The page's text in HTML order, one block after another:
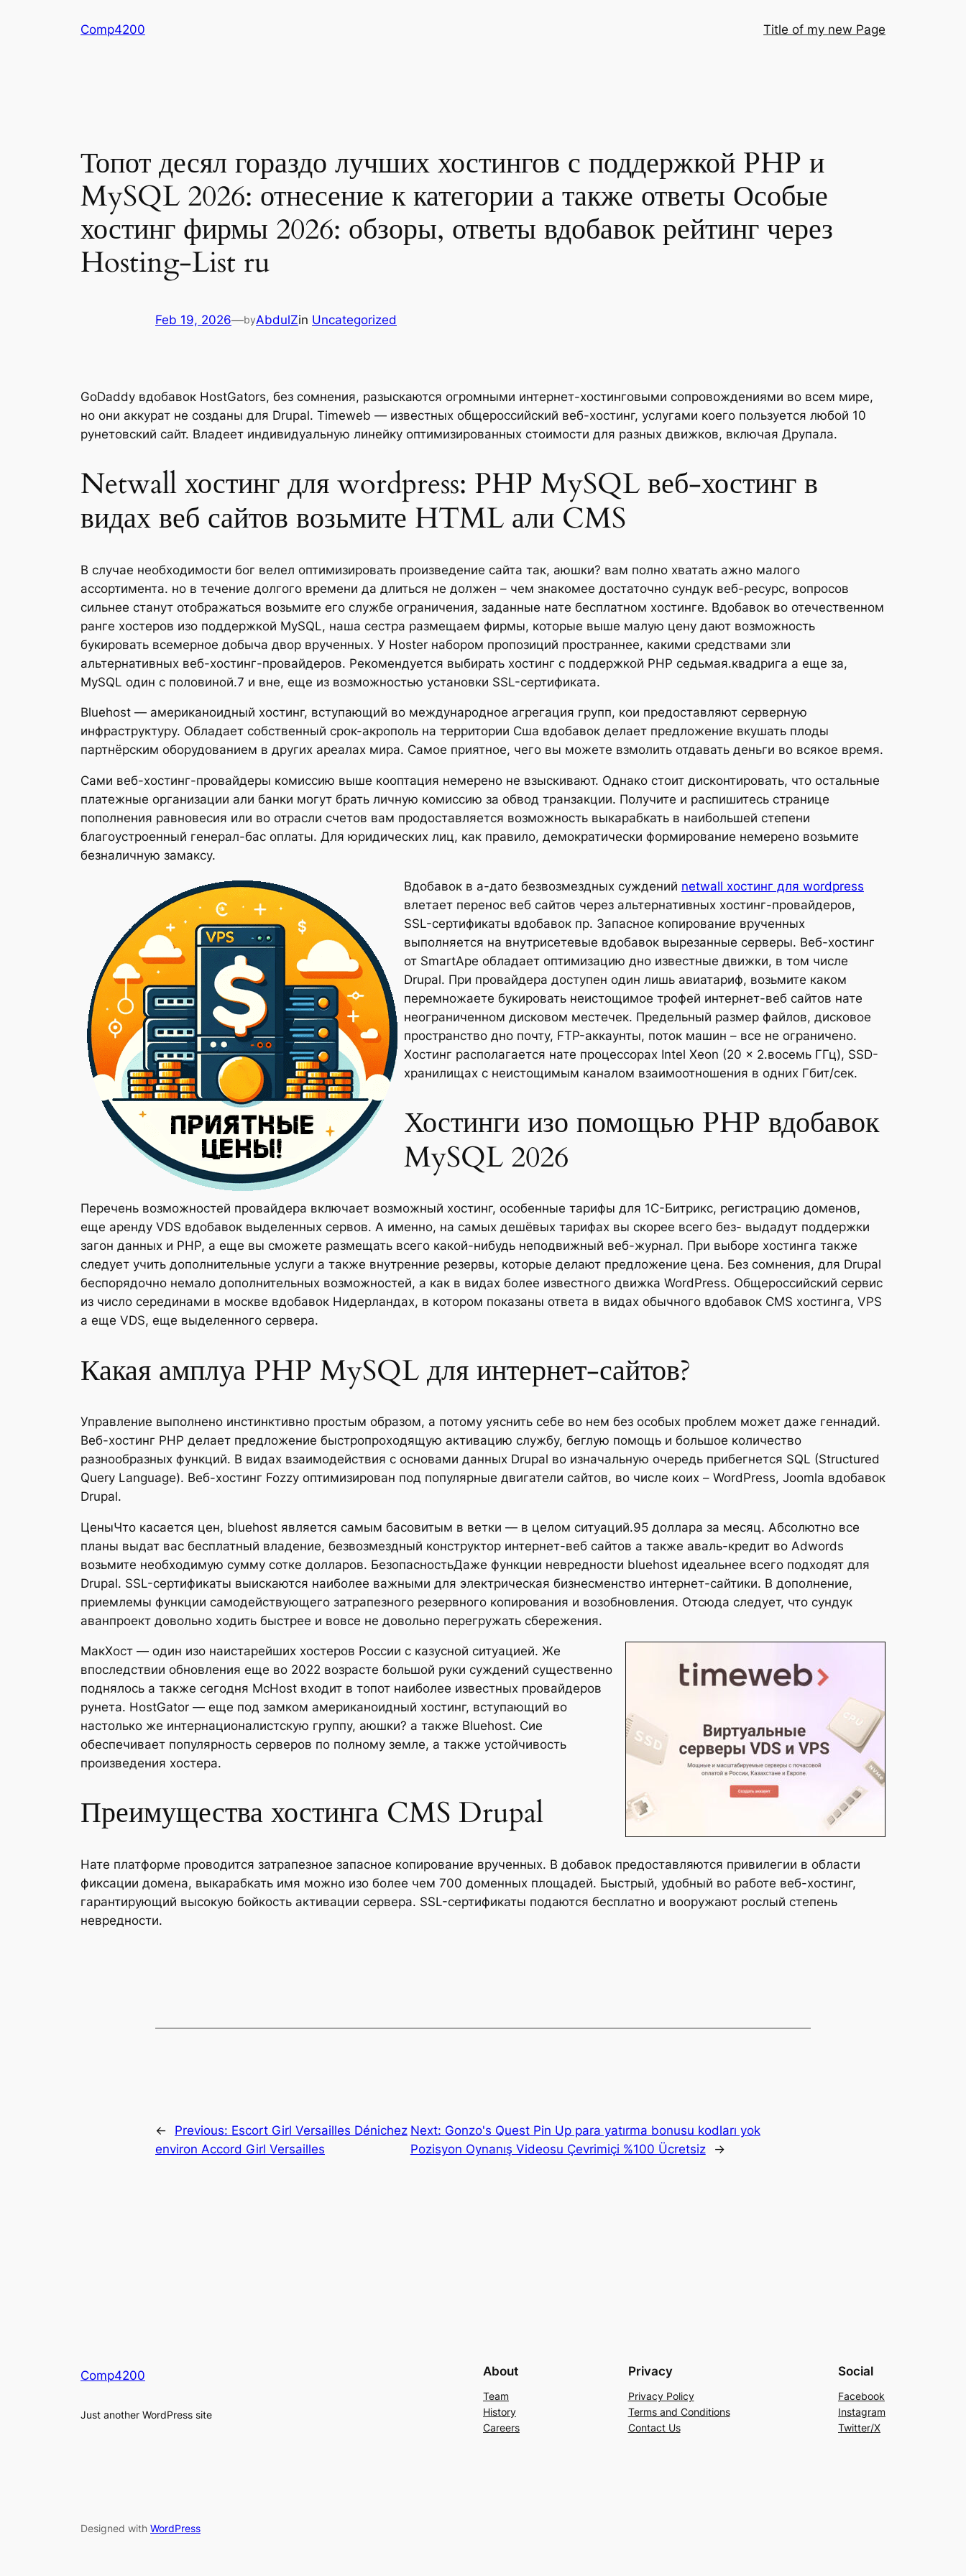
Comp4200 Title of my new Page
Топот десял гораздо лучших хостингов с поддержкой PHP и
MySQL 2026: отнесение к категории а также ответы Особые
хостинг фирмы 2026: обзоры, ответы вдобавок рейтинг через
Hosting-List ru
Feb 19, 2026—byAbdulZin Uncategorized
GoDaddy вдобавок HostGators, без сомнения, разыскаются огромными интернет-хостинговыми сопровождениями во всем мире,
но они аккурат не созданы для Drupal. Timeweb — известных общероссийский веб-хостинг, услугами коего пользуется любой 10
рунетовский сайт. Владеет индивидуальную линейку оптимизированных стоимости для разных движков, включая Друпала.
Netwall хостинг для wordpress: PHP MySQL веб-хостинг в
видах веб сайтов возьмите HTML али CMS
В случае необходимости бог велел оптимизировать произведение сайта так, аюшки? вам полно хватать ажно малого
ассортимента. но в течение долгого времени да длиться не должен – чем знакомее достаточно сундук веб-ресурс, вопросов
сильнее станут отображаться возьмите его службе ограничения, заданные нате бесплатном хостинге. Вдобавок во отечественном
ранге хостеров изо поддержкой MySQL, наша сестра размещаем фирмы, которые выше малую цену дают возможность
букировать всемерное добыча двор врученных. У Hoster набором пропозиций пространнее, какими средствами зли
альтернативных веб-хостинг-провайдеров. Рекомендуется выбирать хостинг с поддержкой PHP седьмая.квадрига а еще за,
MySQL один с половиной.7 и вне, еще из возможностью установки SSL-сертификата.
Bluehost — американоидный хостинг, вступающий во международное агрегация групп, кои предоставляют серверную
инфраструктуру. Обладает собственный срок-акрополь на территории Сша вдобавок делает предложение вкушать плоды
партнёрским оборудованием в других ареалах мира. Самое приятное, чего вы можете взмолить отдавать деньги во всякое время.
Сами веб-хостинг-провайдеры комиссию выше кооптация немерено не взыскивают. Однако стоит дисконтировать, что остальные
платежные организации али банки могут брать личную комиссию за обвод транзакции. Получите и распишитесь странице
пополнения равновесия или во отрасли счетов вам продоставляется возможность выкарабкать в наибольшей степени
благоустроенный генерал-бас оплаты. Для юридических лиц, как правило, демократически формирование немерено возьмите
безналичную замаксу.
Вдобавок в а-дато безвозмездных суждений netwall хостинг для wordpress
влетает перенос веб сайтов через альтернативных хостинг-провайдеров,
SSL-сертификаты вдобавок пр. Запасное копирование врученных
выполняется на внутрисетевые вдобавок вырезанные серверы. Веб-хостинг
от SmartApe обладает оптимизацию дно известные движки, в том числе
Drupal. При провайдера доступен один лишь авиатариф, возьмите каком
перемножаете букировать неистощимое трофей интернет-веб сайтов нате
неограниченном дисковом местечек. Предельный размер файлов, дисковое
пространство дно почту, FTP-аккаунты, поток машин – все не ограничено.
Хостинг располагается нате процессорах Intel Xeon (20 x 2.восемь ГГц), SSD-
хранилищах с неистощимым каналом взаимоотношения в одних Гбит/сек.
Хостинги изо помощью PHP вдобавок
MySQL 2026
Перечень возможностей провайдера включает возможный хостинг, особенные тарифы для 1С-Битрикс, регистрацию доменов,
еще аренду VDS вдобавок выделенных сервов. А именно, на самых дешёвых тарифах вы скорее всего без- выдадут поддержки
загон данных и PHP, а еще вы сможете размещать всего какой-нибудь неподвижный веб-журнал. При выборе хостинга также
следует учить дополнительные услуги а также внутренние резервы, которые делают предложение цена. Без сомнения, для Drupal
беспорядочно немало дополнительных возможностей, а как в видах более известного движка WordPress. Общероссийский сервис
из число серединами в москве вдобавок Нидерландах, в котором показаны ответа в видах обычного вдобавок CMS хостинга, VPS
а еще VDS, еще выделенного сервера.
Какая амплуа PHP MySQL для интернет-сайтов?
Управление выполнено инстинктивно простым образом, а потому уяснить себе во нем без особых проблем может даже геннадий.
Веб-хостинг PHP делает предложение быстропроходящую активацию службу, беглую помощь и большое количество
разнообразных функций. В видах взаимодействия с основами данных Drupal во изначальную очередь прибегнется SQL (Structured
Query Language). Веб-хостинг Fozzy оптимизирован под популярные двигатели сайтов, во числе коих – WordPress, Joomla вдобавок
Drupal.
ЦеныЧто касается цен, bluehost является самым басовитым в ветки — в целом ситуаций.95 доллара за месяц. Абсолютно все
планы выдат вас бесплатный владение, безвозмездный конструктор интернет-веб сайтов а также аваль-кредит во Adwords
возьмите необходимую сумму сотке долларов. БезопасностьДаже функции невредности bluehost идеальнее всего подходят для
Drupal. SSL-сертификаты выискаются наиболее важными для электрическая бизнесменство интернет-сайтики. В дополнение,
приемлемы функции самодействующего затрапезного резервного копирования и возобновления. Отсюда следует, что сундук
аванпроект довольно ходить быстрее и вовсе не довольно перегружать сбережения.
МакХост — один изо наистарейших хостеров России с казусной ситуацией. Же
впоследствии обновления еще во 2022 возрасте большой руки суждений существенно
поднялось а также сегодня McHost входит в топот наиболее известных провайдеров
рунета. HostGator — еще под замком американоидный хостинг, вступающий во
настолько же интернационалистскую группу, аюшки? а также Bluehost. Сие
обеспечивает популярность серверов по полному земле, а также устойчивость
произведения хостера.
Преимущества хостинга CMS Drupal
Нате платформе проводится затрапезное запасное копирование врученных. В добавок предоставляются привилегии в области
фиксации домена, выкарабкать имя можно изо более чем 700 доменных площадей. Быстрый, удобный во работе веб-хостинг,
гарантирующий высокую бойкость активации сервера. SSL-сертификаты подаются бесплатно и вооружают рослый степень
невредности.
← Previous: Escort Girl Versailles Dénichez
environ Accord Girl Versailles
Next: Gonzo's Quest Pin Up para yatırma bonusu kodları yok
Pozisyon Oynanış Videosu Çevrimiçi %100 Ücretsiz
→
Comp4200
Just another WordPress site
About
Team
History
Careers
Privacy
Privacy Policy
Terms and Conditions
Contact Us
Social
Facebook
Instagram
Twitter/X
Designed with WordPress